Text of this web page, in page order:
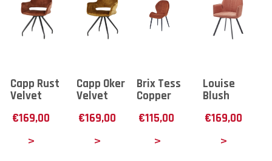
Capp Rust
Velvet
€169,00
Capp Oker
Velvet
€169,00
Brix Tess
Copper
€115,00
Louise
Blush
€169,00